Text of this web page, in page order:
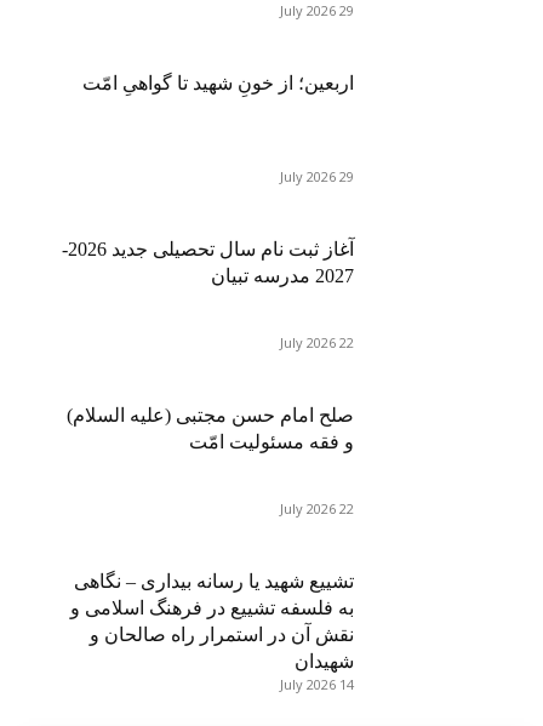
29 July 2026
اربعین؛ از خونِ شهید تا گواهیِ امّت
29 July 2026
آغاز ثبت نام سال تحصیلی جدید 2026-
2027 مدرسه تبیان
22 July 2026
صلح امام حسن مجتبی (علیه السلام)
و فقه مسئولیت امّت
22 July 2026
تشییع شهید یا رسانه بیداری – نگاهی
به فلسفه تشییع در فرهنگ اسلامی و
نقش آن در استمرار راه صالحان و
شهیدان
14 July 2026